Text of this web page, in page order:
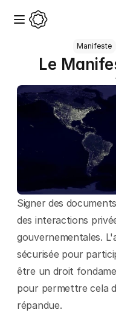
Manifeste
Le
Signer des
des interactions
gouvernementales.
sécurisée pour
être un droit
pour permettre cela
répandue.